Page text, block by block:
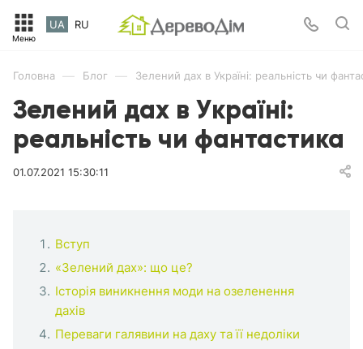
UA RU
Головна — Блог — Зелений дах в Україні: реальність чи
Зелений дах в Україні:
реальність чи фантастика
01.07.2021 15:30:11
Вступ
«Зелений дах»: що це?
Історія виникнення моди на озеленення
дахів
Переваги галявини на даху та її недоліки